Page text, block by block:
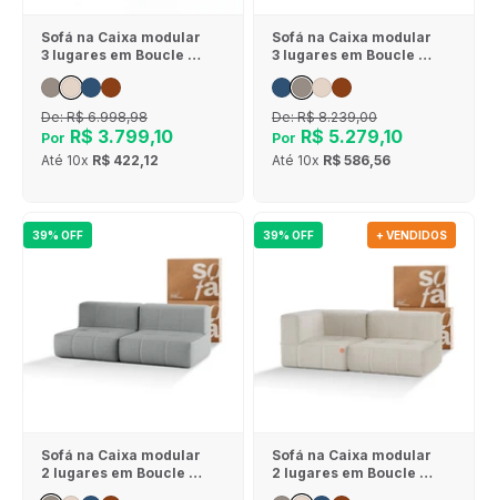
Sofá na Caixa modular
3 lugares em Boucle - 1
Braço com Chaise -
Linho
De:R$ 6.998,98
Por R$ 3.799,10
Até 10x R$ 422,12
Sofá na Caixa modular
3 lugares em Boucle - 1
Braço com 2 Chaises -
Cinza
De:R$ 8.239,00
Por R$ 5.279,10
Até 10x R$ 586,56
39% OFF
Sofá na Caixa modular
2 lugares em Boucle -
Sem braço - Cinza
39% OFF + VENDIDOS
Sofá na Caixa modular
2 lugares em Boucle - 1